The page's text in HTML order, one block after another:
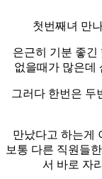
첫번째녀 만
은근히 기분 좋긴
없을때가 많은데
그러다 한번은 두
만났다고 하는게
보통 다른 직원들
서 바로 자